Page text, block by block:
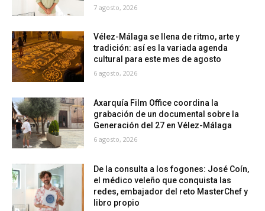
7 agosto, 2026
Vélez-Málaga se llena de ritmo, arte y
tradición: así es la variada agenda
cultural para este mes de agosto
6 agosto, 2026
Axarquía Film Office coordina la
grabación de un documental sobre la
Generación del 27 en Vélez-Málaga
6 agosto, 2026
De la consulta a los fogones: José Coín,
el médico veleño que conquista las
redes, embajador del reto MasterChef y
libro propio